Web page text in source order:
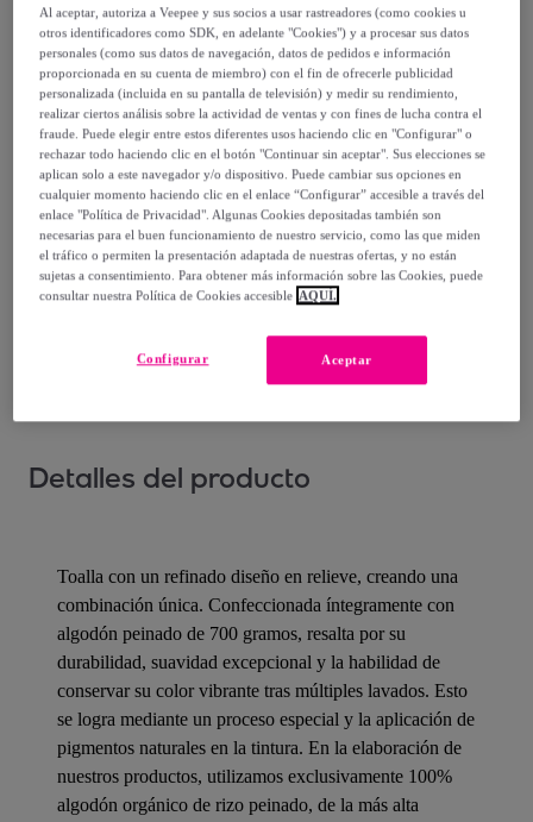
Vendido porONNA STUDIO
Entrega
Envío gratis
Entrega: Entre el08/08y el11/08
Detalles del producto
Toalla con un refinado diseño en relieve, creando una
combinación única. Confeccionada íntegramente con
algodón peinado de 700 gramos, resalta por su
durabilidad, suavidad excepcional y la habilidad de
conservar su color vibrante tras múltiples lavados. Esto
se logra mediante un proceso especial y la aplicación de
pigmentos naturales en la tintura. En la elaboración de
nuestros productos, utilizamos exclusivamente 100%
algodón orgánico de rizo peinado, de la más alta
Al aceptar, autoriza a Veepee y sus socios a usar rastreadores (como cookies u
otros identificadores como SDK, en adelante "Cookies") y a procesar sus datos
personales (como sus datos de navegación, datos de pedidos e información
proporcionada en su cuenta de miembro) con el fin de ofrecerle publicidad
personalizada (incluida en su pantalla de televisión) y medir su rendimiento,
realizar ciertos análisis sobre la actividad de ventas y con fines de lucha contra el
fraude. Puede elegir entre estos diferentes usos haciendo clic en "Configurar" o
rechazar todo haciendo clic en el botón "Continuar sin aceptar". Sus elecciones se
aplican solo a este navegador y/o dispositivo. Puede cambiar sus opciones en
cualquier momento haciendo clic en el enlace “Configurar” accesible a través del
enlace "Política de Privacidad". Algunas Cookies depositadas también son
necesarias para el buen funcionamiento de nuestro servicio, como las que miden
el tráfico o permiten la presentación adaptada de nuestras ofertas, y no están
sujetas a consentimiento. Para obtener más información sobre las Cookies, puede
consultar nuestra Política de Cookies accesible AQUÍ.
Aceptar
Configurar